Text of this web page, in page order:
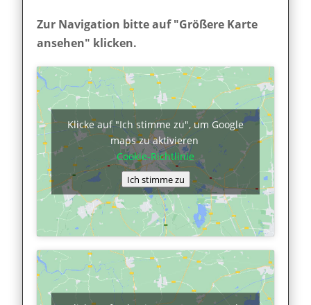
Zur Navigation bitte auf "Größere Karte
ansehen" klicken.
Klicke auf "Ich stimme zu", um Google
maps zu aktivieren
Cookie-Richtlinie
Ich stimme zu